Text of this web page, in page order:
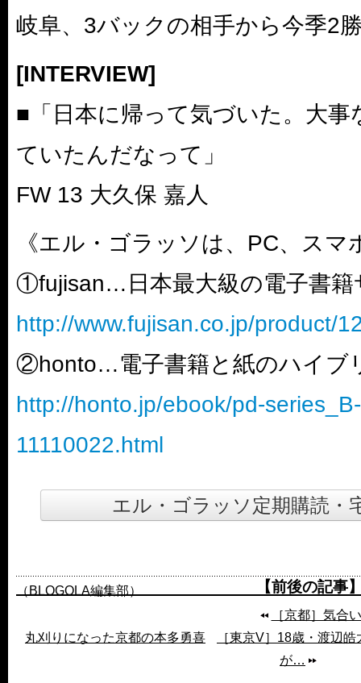
岐阜、3バックの相手から今季2
[INTERVIEW]
■「日本に帰って気づいた。大
ていたんだなって」
FW 13 大久保 嘉人
《エル・ゴラッソは、PC、スマ
①fujisan…日本最大級の電子書籍
http://www.fujisan.co.jp/product/
②honto…電子書籍と紙のハイブ
http://honto.jp/ebook/pd-
11110022.html
エル・ゴラッソ定期購読・
（BLOGOLA編集部） 【前後の記事
［京都］気合
丸刈りになった京都の本多勇喜
［東京V］18歳・渡辺
が…